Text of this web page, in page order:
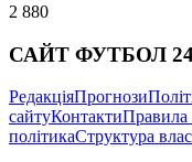
2 880
САЙТ ФУТБОЛ
РедакціяПрогнози
сайтуКонтактиПравила
політикаСтруктура